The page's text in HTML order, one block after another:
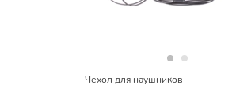
Чехол для наушников